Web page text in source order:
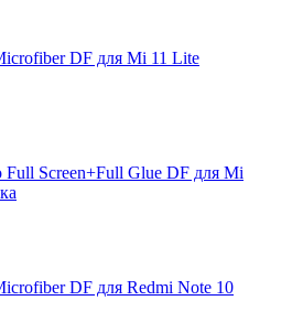
DF для Mi 11 Lite
Full Screen+Full Glue DF для Mi
DF для Redmi Note 10